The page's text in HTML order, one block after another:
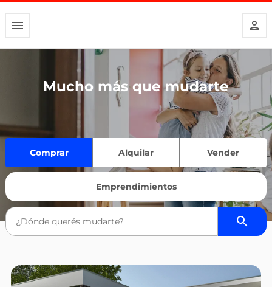
Mucho más que mudarte
Comprar Alquilar Vender
Emprendimientos